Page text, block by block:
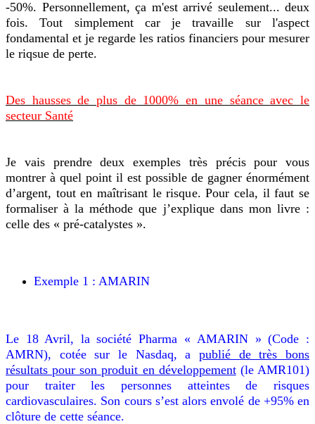
-50%. Personnellement, ça m'est arrivé seulement... deux
fois. Tout simplement car je travaille sur l'aspect
fondamental et je regarde les ratios financiers pour mesurer
le riqsue de perte.
Des hausses de plus de 1000% en une séance avec le
secteur Santé
Je vais prendre deux exemples très précis pour vous
montrer à quel point il est possible de gagner énormément
d’argent, tout en maîtrisant le risque. Pour cela, il faut se
formaliser à la méthode que j’explique dans mon livre :
celle des « pré-catalystes ».
Exemple 1 : AMARIN
Le 18 Avril, la société Pharma « AMARIN » (Code :
AMRN), cotée sur le Nasdaq, a publié de très bons
résultats pour son produit en développement(le AMR101)
pour traiter les personnes atteintes de risques
cardiovasculaires. Son cours s’est alors envolé de +95% en
clôture de cette séance.